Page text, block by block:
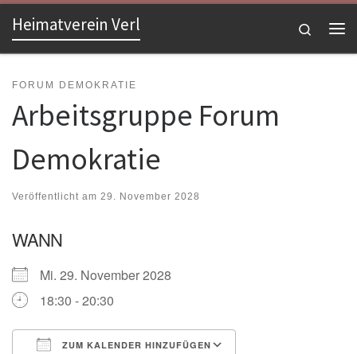
Zum Inhalt springen
Heimatverein Verl
Search
FORUM DEMOKRATIE
Arbeitsgruppe Forum
Demokratie
Veröffentlicht am 29. November 2028
WANN
Mi. 29. November 2028
18:30 - 20:30
ZUM KALENDER HINZUFÜGEN